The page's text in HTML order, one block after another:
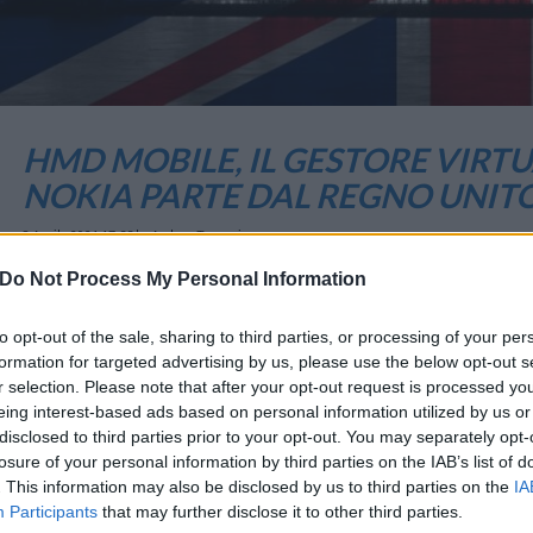
Do Not Process My Personal Information
opt-out of the sale, sharing to third parties, or processing of your
for targeted advertising by us, please use the below opt-out
selection. Please note that after your opt-out request is processed
interest-based ads based on personal information utilized by us
to third parties prior to your opt-out. You may separately
of your personal information by third parties on the IAB’s list of
This information may also be disclosed by us to third parties on the
Participants that may further disclose it to other third parties.
HMD MOBILE, IL GESTORE
NOKIA PARTE DAL REGNO
8 Aprile 2021 17:33by Andrea Trapani
Non c’è stato solo illancio dei sei nuovi smartphone a brand Nokia
Annunciata oggi anche la nuova rete mobile di HMD Global, HMD
Entrando nel mercato come operatore di rete mobile virtuale
soluzione diroaming globale del brand, HMD Connect , lanciata nel
MONDO3 SU TELEGRAM|MONDO3 SU INSTAGRAM|MONDO3